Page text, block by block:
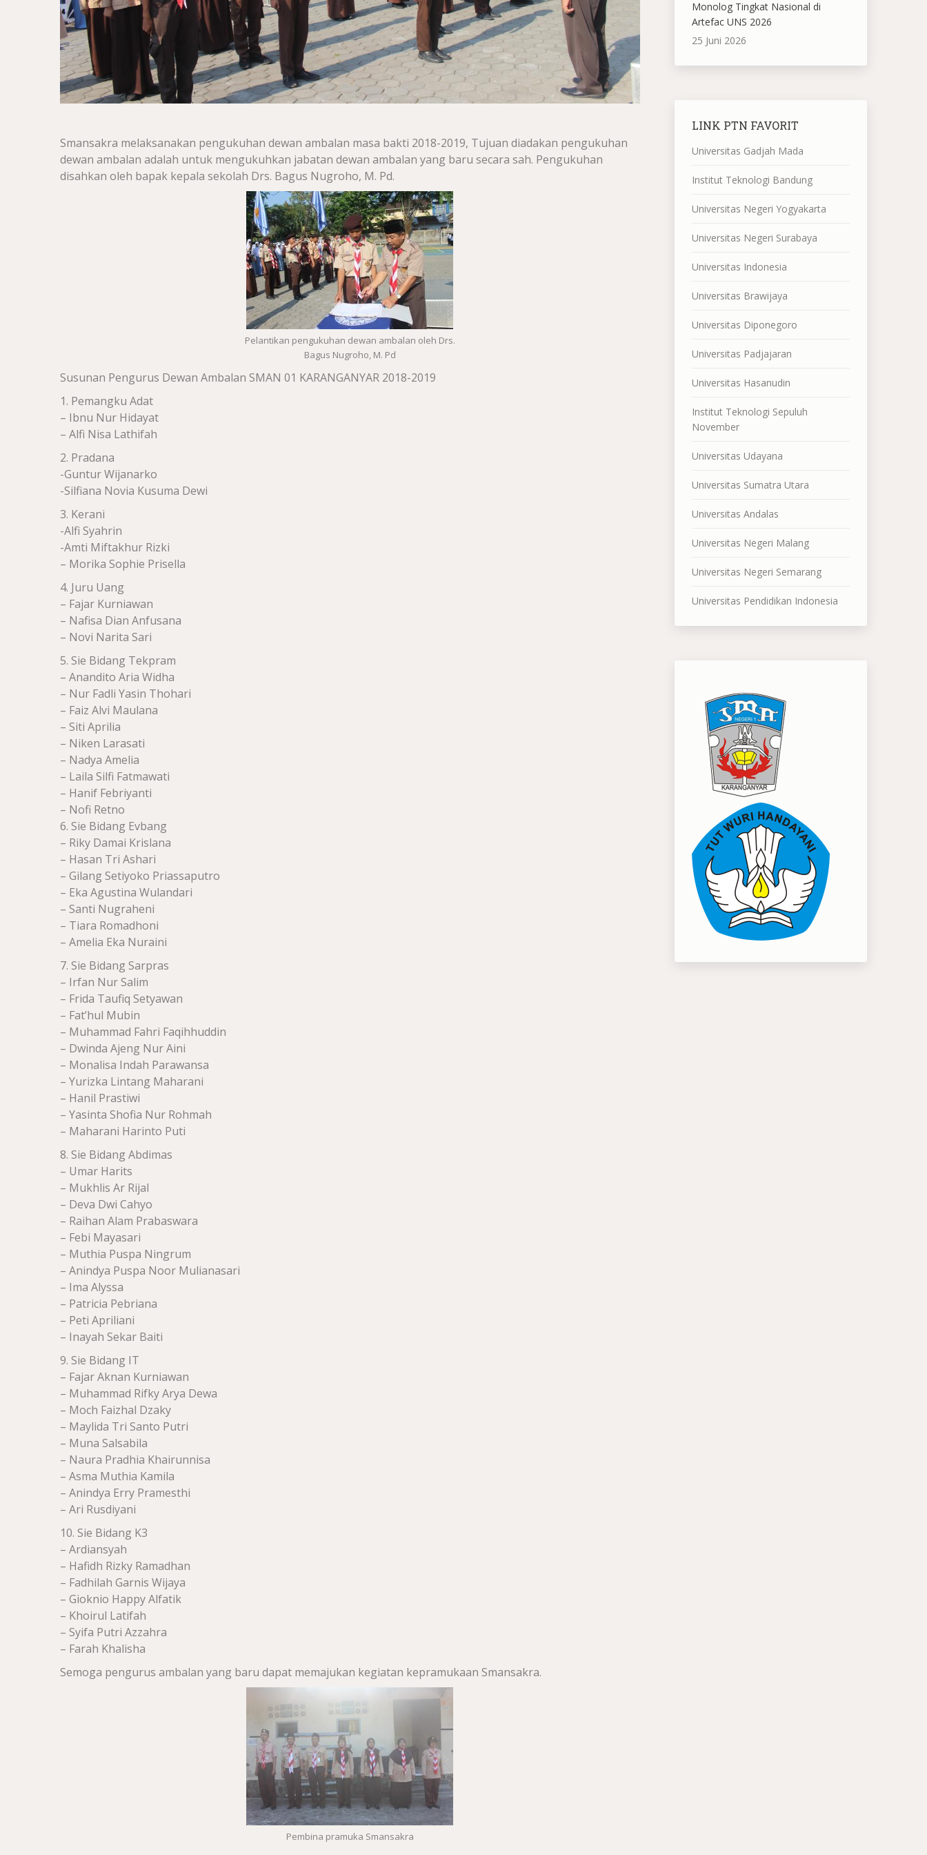
Smansakra melaksanakan pengukuhan dewan ambalan masa bakti 2018-2019, Tujuan diadakan pengukuhan
dewan ambalan adalah untuk mengukuhkan jabatan dewan ambalan yang baru secara sah. Pengukuhan
disahkan oleh bapak kepala sekolah Drs. Bagus Nugroho, M. Pd.
Pelantikan pengukuhan dewan ambalan oleh Drs.
Bagus Nugroho, M. Pd
Susunan Pengurus Dewan Ambalan SMAN 01 KARANGANYAR 2018-2019
1. Pemangku Adat
– Ibnu Nur Hidayat
– Alfi Nisa Lathifah
2. Pradana
-Guntur Wijanarko
-Silfiana Novia Kusuma Dewi
3. Kerani
-Alfi Syahrin
-Amti Miftakhur Rizki
– Morika Sophie Prisella
4. Juru Uang
– Fajar Kurniawan
– Nafisa Dian Anfusana
– Novi Narita Sari
5. Sie Bidang Tekpram
– Anandito Aria Widha
– Nur Fadli Yasin Thohari
– Faiz Alvi Maulana
– Siti Aprilia
– Niken Larasati
– Nadya Amelia
– Laila Silfi Fatmawati
– Hanif Febriyanti
– Nofi Retno
6. Sie Bidang Evbang
– Riky Damai Krislana
– Hasan Tri Ashari
– Gilang Setiyoko Priassaputro
– Eka Agustina Wulandari
– Santi Nugraheni
– Tiara Romadhoni
– Amelia Eka Nuraini
7. Sie Bidang Sarpras
– Irfan Nur Salim
– Frida Taufiq Setyawan
– Fat’hul Mubin
– Muhammad Fahri Faqihhuddin
– Dwinda Ajeng Nur Aini
– Monalisa Indah Parawansa
– Yurizka Lintang Maharani
– Hanil Prastiwi
– Yasinta Shofia Nur Rohmah
– Maharani Harinto Puti
8. Sie Bidang Abdimas
– Umar Harits
– Mukhlis Ar Rijal
– Deva Dwi Cahyo
– Raihan Alam Prabaswara
– Febi Mayasari
– Muthia Puspa Ningrum
– Anindya Puspa Noor Mulianasari
– Ima Alyssa
– Patricia Pebriana
– Peti Apriliani
– Inayah Sekar Baiti
9. Sie Bidang IT
– Fajar Aknan Kurniawan
– Muhammad Rifky Arya Dewa
– Moch Faizhal Dzaky
– Maylida Tri Santo Putri
– Muna Salsabila
– Naura Pradhia Khairunnisa
– Asma Muthia Kamila
– Anindya Erry Pramesthi
– Ari Rusdiyani
10. Sie Bidang K3
– Ardiansyah
– Hafidh Rizky Ramadhan
– Fadhilah Garnis Wijaya
– Gioknio Happy Alfatik
– Khoirul Latifah
– Syifa Putri Azzahra
– Farah Khalisha
Semoga pengurus ambalan yang baru dapat memajukan kegiatan kepramukaan Smansakra.
Pembina pramuka Smansakra
Monolog Tingkat Nasional di
Artefac UNS 2026
25 Juni 2026
LINK PTN FAVORIT
Universitas Gadjah Mada
Institut Teknologi Bandung
Universitas Negeri Yogyakarta
Universitas Negeri Surabaya
Universitas Indonesia
Universitas Brawijaya
Universitas Diponegoro
Universitas Padjajaran
Universitas Hasanudin
Institut Teknologi Sepuluh
November
Universitas Udayana
Universitas Sumatra Utara
Universitas Andalas
Universitas Negeri Malang
Universitas Negeri Semarang
Universitas Pendidikan Indonesia